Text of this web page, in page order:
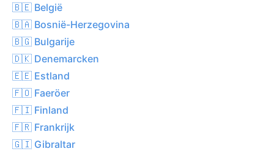
🇧🇪 België
🇧🇦 Bosnië-Herzegovina
🇧🇬 Bulgarije
🇩🇰 Denemarcken
🇪🇪 Estland
🇫🇴 Faeröer
🇫🇮 Finland
🇫🇷 Frankrijk
🇬🇮 Gibraltar